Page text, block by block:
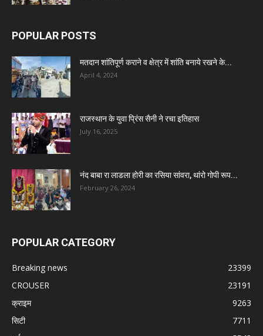
POPULAR POSTS
मतदान शांतिपूर्ण कराने व क्षेत्र में शांति बनाये रखने के...
April 4, 2024
राजस्थान के युवा प्रिंस सैनी ने रचा इतिहास
July 16, 2025
नंद बाबा रा लाडला होरी का रसिया सांवरा, थांरो गोपी रूप...
February 26, 2024
POPULAR CATEGORY
Breaking news
23399
CROUSER
23191
क्राइम
9263
सिटी
7711